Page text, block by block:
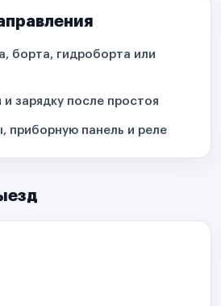
борта, гидроборта или
и зарядку после простоя
приборную панель и реле